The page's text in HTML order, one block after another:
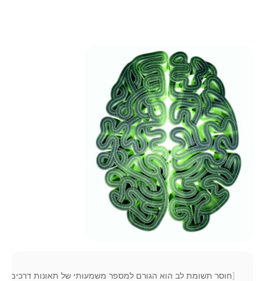
[חוסר תשומת לב הוא הגורם למספר משמעותי של תאונות דרכים